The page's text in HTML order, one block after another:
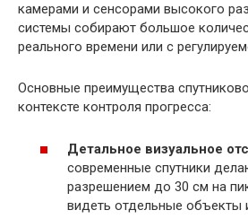
камерами и сенсорами высокого
системы собирают большое
реального времени или с
Основные преимущества
контексте контроля прогресса:
Детальное визуальное
современные спутники
разрешением до 30 см на
видеть отдельные объекты